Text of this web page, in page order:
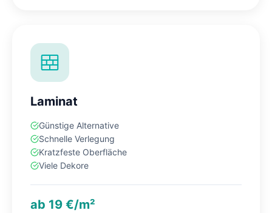
Laminat
Günstige Alternative
Schnelle Verlegung
Kratzfeste Oberfläche
Viele Dekore
ab 19 €/m²